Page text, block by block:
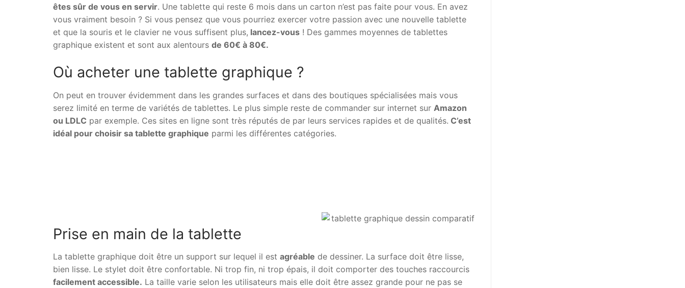
êtes sûr de vous en servir. Une tablette qui reste 6 mois dans un carton n’est pas faite pour vous. En avez
vous vraiment besoin ? Si vous pensez que vous pourriez exercer votre passion avec une nouvelle tablette
et que la souris et le clavier ne vous suffisent plus, lancez-vous ! Des gammes moyennes de tablettes
graphique existent et sont aux alentours de 60€ à 80€.
Où acheter une tablette graphique ?
On peut en trouver évidemment dans les grandes surfaces et dans des boutiques spécialisées mais vous
serez limité en terme de variétés de tablettes. Le plus simple reste de commander sur internet sur Amazon
ou LDLC par exemple. Ces sites en ligne sont très réputés de par leurs services rapides et de qualités. C’est
idéal pour choisir sa tablette graphique parmi les différentes catégories.
Prise en main de la tablette
La tablette graphique doit être un support sur lequel il est agréable de dessiner. La surface doit être lisse,
bien lisse. Le stylet doit être confortable. Ni trop fin, ni trop épais, il doit comporter des touches raccourcis
facilement accessible. La taille varie selon les utilisateurs mais elle doit être assez grande pour ne pas se